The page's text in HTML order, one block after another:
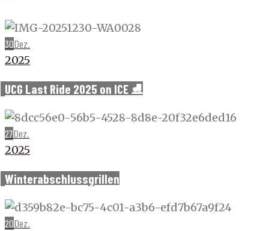
30Dez.
2025
UCG Last Ride 2025 on ICE ⛸️
27Dez.
2025
Winterabschlussgrillen
20Dez.